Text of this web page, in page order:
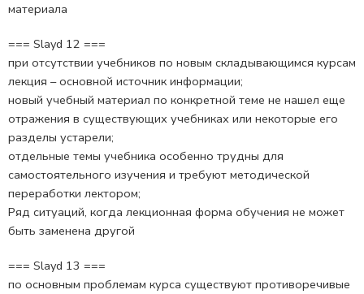
материала
=== Slayd 12 ===
при отсутствии учебников по новым складывающимся курсам
лекция – основной источник информации;
новый учебный материал по конкретной теме не нашел еще
отражения в существующих учебниках или некоторые его
разделы устарели;
отдельные темы учебника особенно трудны для
самостоятельного изучения и требуют методической
переработки лектором;
Ряд ситуаций, когда лекционная форма обучения не может
быть заменена другой
=== Slayd 13 ===
по основным проблемам курса существуют противоречивые